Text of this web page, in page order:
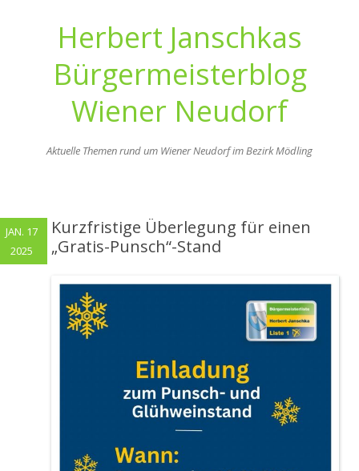
Herbert Janschkas
Bürgermeisterblog
Wiener Neudorf
Aktuelle Themen rund um Wiener Neudorf im Bezirk Mödling
Kurzfristige Überlegung für einen
„Gratis-Punsch“-Stand
JAN. 17
2025